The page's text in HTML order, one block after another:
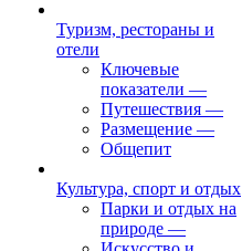
Туризм, рестораны и
отели
Ключевые
показатели —
Путешествия —
Размещение —
Общепит
Культура, спорт и отдых
Парки и отдых на
природе —